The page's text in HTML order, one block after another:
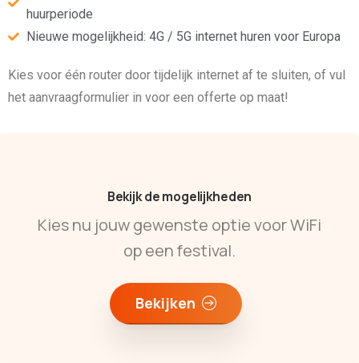
huurperiode
Nieuwe mogelijkheid: 4G / 5G internet huren voor Europa
Kies voor één router door tijdelijk internet af te sluiten, of vul
het aanvraagformulier in voor een offerte op maat!
Bekijk de mogelijkheden
Kies nu jouw gewenste optie voor WiFi
op een festival.
Bekijken